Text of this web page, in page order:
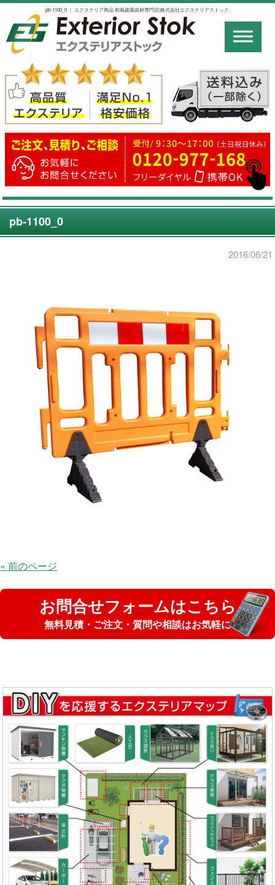
pb-1100_0 ｜ エクステリア商品 和風庭園資材専門店|株式会社エクステリアストック
pb-1100_0
2016/06/21
« 前のページ
お問合せフォームはこちら
無料見積・ご注文・質問や相談はお気軽に